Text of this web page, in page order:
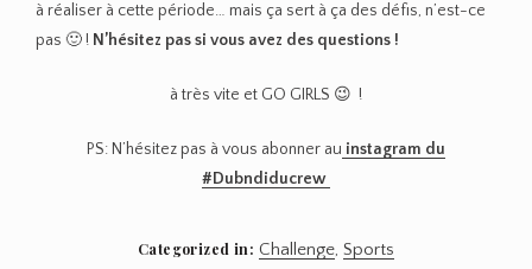
à réaliser à cette période… mais ça sert à ça des défis, n’est-ce
pas 🙂 ! N’hésitez pas si vous avez des questions !
à très vite et GO GIRLS 😉 !
PS: N’hésitez pas à vous abonner au instagram du
#Dubndiducrew
Categorized in: Challenge, Sports